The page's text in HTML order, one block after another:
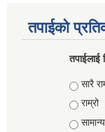
तपाईको
तपाईलाई
सारै
राम्रो
सामान्य